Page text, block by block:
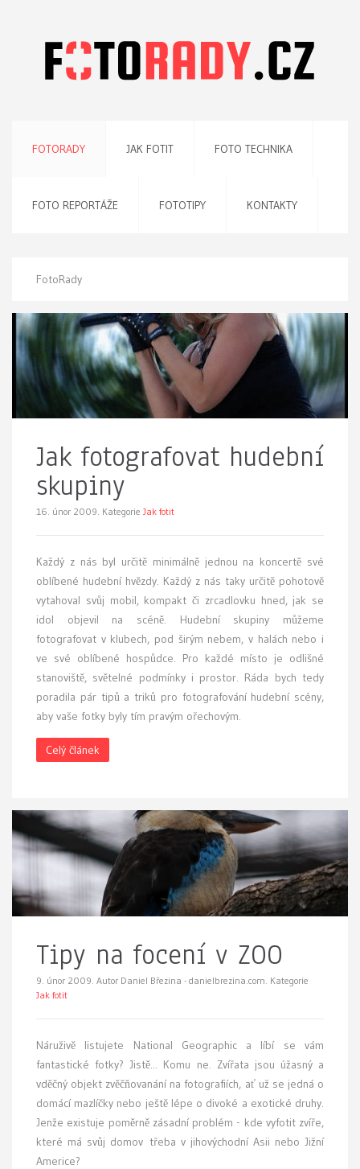
FOTORADY JAK FOTIT FOTO TECHNIKA
FOTO REPORTÁŽE FOTOTIPY KONTAKTY
FotoRady
Jak fotografovat hudební
skupiny
16. únor 2009. Kategorie Jak fotit
Každý z nás byl určitě minimálně jednou na koncertě své
oblíbené hudební hvězdy. Každý z nás taky určitě pohotově
vytahoval svůj mobil, kompakt či zrcadlovku hned, jak se
idol objevil na scéně. Hudební skupiny můžeme
fotografovat v klubech, pod širým nebem, v halách nebo i
ve své oblíbené hospůdce. Pro každé místo je odlišné
stanoviště, světelné podmínky i prostor. Ráda bych tedy
poradila pár tipů a triků pro fotografování hudební scény,
aby vaše fotky byly tím pravým ořechovým.
Celý článek
Tipy na focení v ZOO
9. únor 2009. Autor Daniel Březina - danielbrezina.com. Kategorie
Jak fotit
Náruživě listujete National Geographic a líbí se vám
fantastické fotky? Jistě... Komu ne. Zvířata jsou úžasný a
vděčný objekt zvěčňovanání na fotografiích, ať už se jedná o
domácí mazlíčky nebo ještě lépe o divoké a exotické druhy.
Jenže existuje poměrně zásadní problém - kde vyfotit zvíře,
které má svůj domov třeba v jihovýchodní Asii nebo Jižní
Americe?